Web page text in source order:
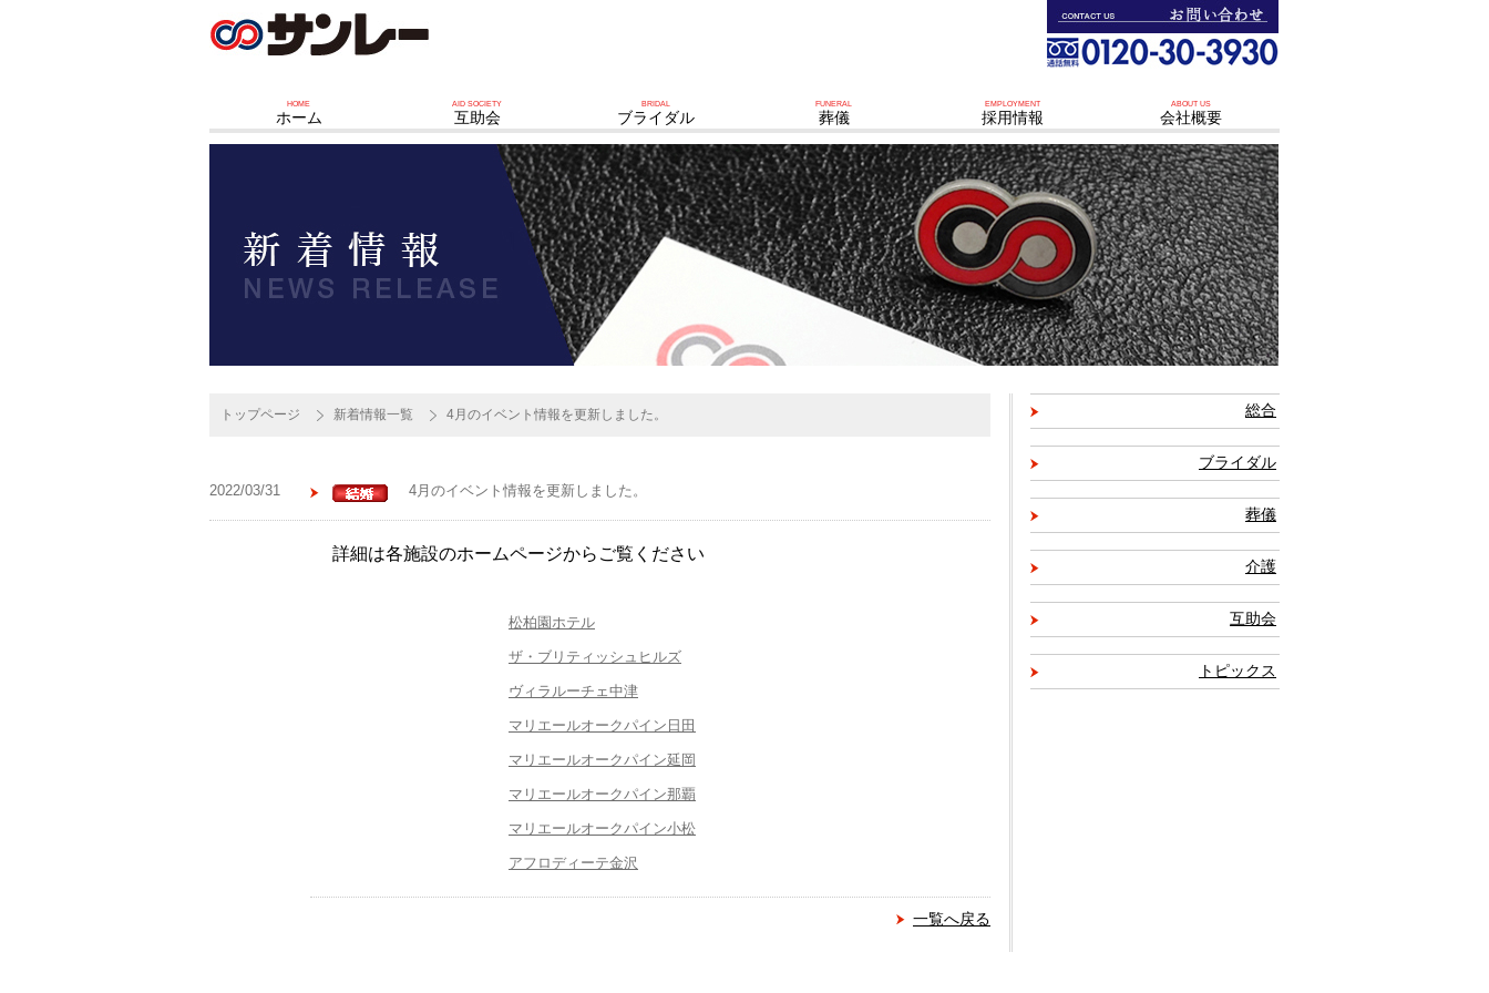
HOME
ホーム
AID SOCIETY
互助会
BRIDAL
ブライダル
FUNERAL
葬儀
EMPLOYMENT
採用情報
ABOUT US
会社概要
トップページ 新着情報一覧 4月のイベント情報を更新しました。
2022/03/31 4月のイベント情報を更新しました。
詳細は各施設のホームページからご覧ください
松柏園ホテル
ザ・ブリティッシュヒルズ
ヴィラルーチェ中津
マリエールオークパイン日田
マリエールオークパイン延岡
マリエールオークパイン那覇
マリエールオークパイン小松
アフロディーテ金沢
一覧へ戻る
総合
ブライダル
葬儀
介護
互助会
トピックス